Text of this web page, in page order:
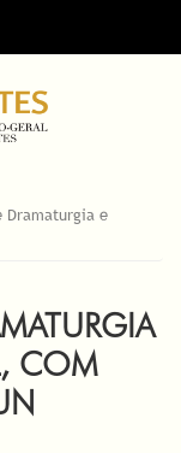
Dramaturgia e
COM